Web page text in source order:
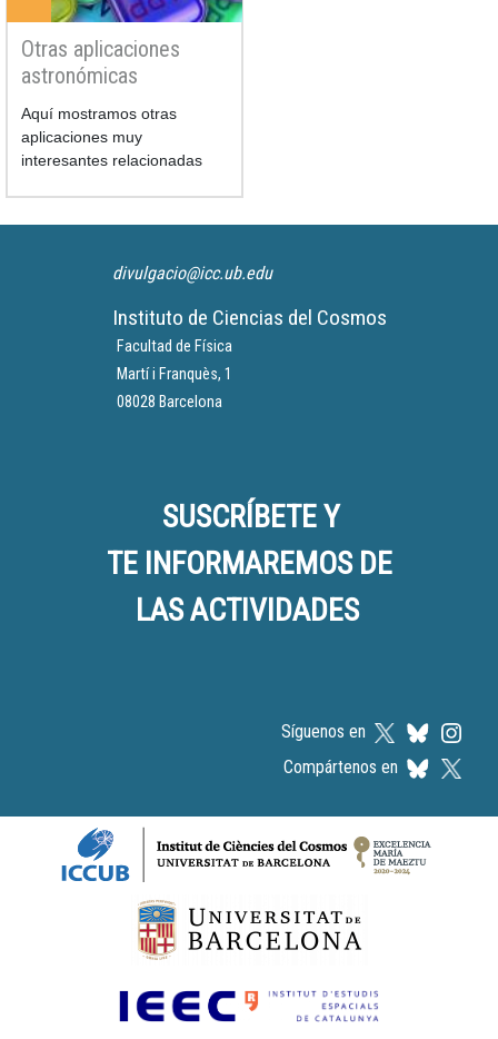
Otras aplicaciones
astronómicas
Aquí mostramos otras
aplicaciones muy
interesantes relacionadas
sabido agrupar en ningún
divulgacio@icc.ub.edu
Instituto de Ciencias del Cosmos
Facultad de Física
Martí i Franquès, 1
08028 Barcelona
SUSCRÍBETE Y
TE INFORMAREMOS DE
LAS ACTIVIDADES
Síguenos en
Compártenos en
Logos footer